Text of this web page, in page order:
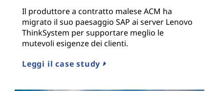
Il produttore a contratto malese ACM ha
migrato il suo paesaggio SAP ai server Lenovo
ThinkSystem per supportare meglio le
mutevoli esigenze dei clienti.
Leggi il case study